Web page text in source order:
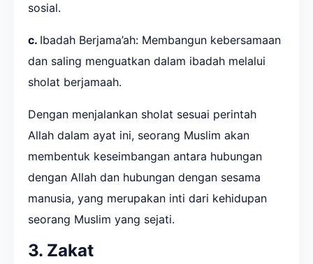
sosial.
c. Ibadah Berjama’ah: Membangun kebersamaan
dan saling menguatkan dalam ibadah melalui
sholat berjamaah.
Dengan menjalankan sholat sesuai perintah
Allah dalam ayat ini, seorang Muslim akan
membentuk keseimbangan antara hubungan
dengan Allah dan hubungan dengan sesama
manusia, yang merupakan inti dari kehidupan
seorang Muslim yang sejati.
3. Zakat